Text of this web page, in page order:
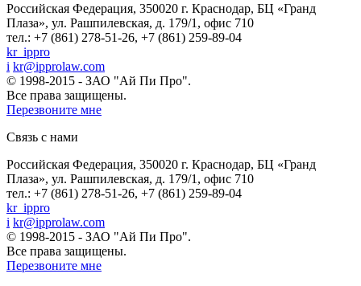
Российская Федерация, 350020 г. Краснодар, БЦ «Гранд
Плаза», ул. Рашпилевская, д. 179/1, офис 710
тел.: +7 (861) 278-51-26, +7 (861) 259-89-04
kr_ippro
i kr@ipprolaw.com
© 1998-2015 - ЗАО "Ай Пи Про".
Все права защищены.
Перезвоните мне
Связь с нами
Российская Федерация, 350020 г. Краснодар, БЦ «Гранд
Плаза», ул. Рашпилевская, д. 179/1, офис 710
тел.: +7 (861) 278-51-26, +7 (861) 259-89-04
kr_ippro
i kr@ipprolaw.com
© 1998-2015 - ЗАО "Ай Пи Про".
Все права защищены.
Перезвоните мне